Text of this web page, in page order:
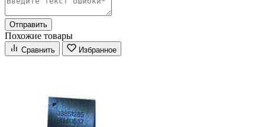
Отправить
Похожие товары
Сравнить Избранное